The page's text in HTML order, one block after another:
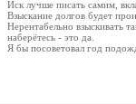
Иск лучше писать самим,
Взыскание долгов будет
Нерентабельно взыскивать
наберётесь - это да.
Я бы посоветовал год